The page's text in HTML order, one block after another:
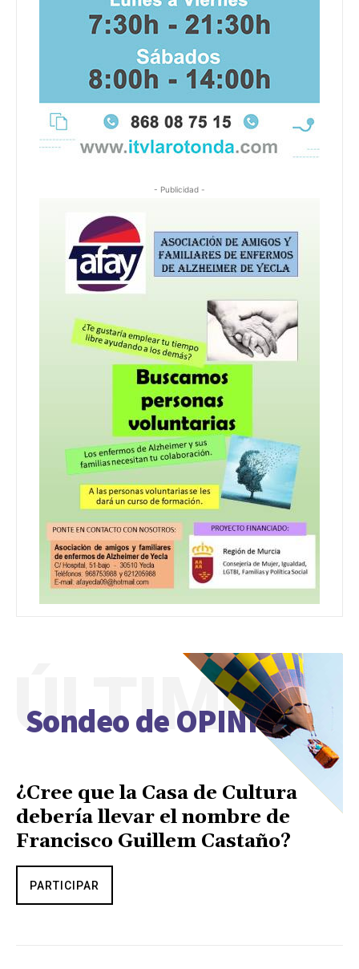
- Publicidad -
Sondeo de OPINIÓN
ÚLTIMO
¿Cree que la Casa de Cultura
debería llevar el nombre de
Francisco Guillem Castaño?
PARTICIPAR